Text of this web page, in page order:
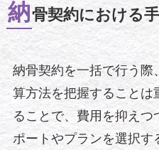
納骨契約における
納骨契約を一括で行う際
算方法を把握することは
ることで、費用を抑え
ポートやプランを選択す